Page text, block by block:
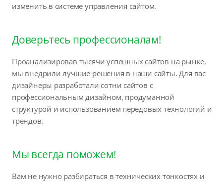
изменить в системе управления сайтом.
Доверьтесь профессионалам!
Проанализировав тысячи успешных сайтов на рынке,
мы внедрили лучшие решения в наши сайты. Для вас
дизайнеры разработали сотни сайтов с
профессиональным дизайном, продуманной
структурой и использованием передовых технологий и
трендов.
Мы всегда поможем!
Вам не нужно разбираться в технических тонкостях и